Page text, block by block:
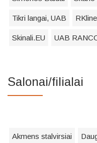
Tikri langai, UAB RKline
Skinali.EU UAB
Salonai/filialai
Akmens stalvirsiai